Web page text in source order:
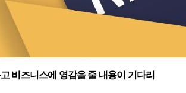
비즈니스에 영감을 줄 내용이 기다리